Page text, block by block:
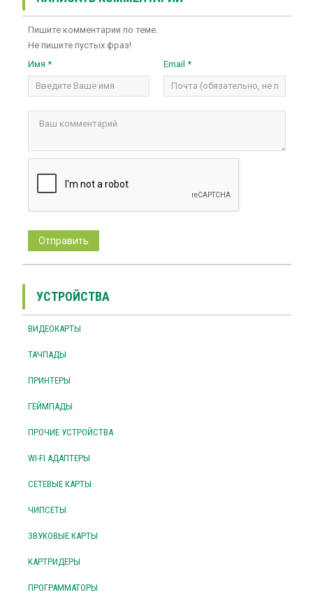
Пишите комментарии по теме.
Не пишите пустых фраз!
Имя *
Email *
УСТРОЙСТВА
ВИДЕОКАРТЫ
ТАЧПАДЫ
ПРИНТЕРЫ
ГЕЙМПАДЫ
ПРОЧИЕ УСТРОЙСТВА
WI-FI АДАПТЕРЫ
СЕТЕВЫЕ КАРТЫ
ЧИПСЕТЫ
ЗВУКОВЫЕ КАРТЫ
КАРТРИДЕРЫ
ПРОГРАММАТОРЫ